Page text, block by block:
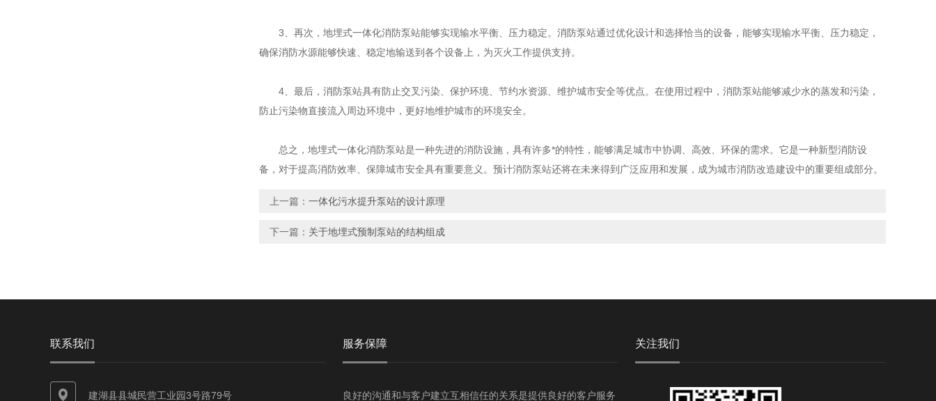
3、再次，地埋式一体化消防泵站能够实现输水平衡、压力稳定。消防泵站通过优化设计和选择恰当的设备，能够实现输水平衡、压力稳定，
确保消防水源能够快速、稳定地输送到各个设备上，为灭火工作提供支持。
4、最后，消防泵站具有防止交叉污染、保护环境、节约水资源、维护城市安全等优点。在使用过程中，消防泵站能够减少水的蒸发和污染，
防止污染物直接流入周边环境中，更好地维护城市的环境安全。
总之，地埋式一体化消防泵站是一种先进的消防设施，具有许多*的特性，能够满足城市中协调、高效、环保的需求。它是一种新型消防设
备，对于提高消防效率、保障城市安全具有重要意义。预计消防泵站还将在未来得到广泛应用和发展，成为城市消防改造建设中的重要组成部分。
上一篇： 一体化污水提升泵站的​设计原理
下一篇： 关于地埋式预制泵站的结构组成
联系我们
建湖县县城民营工业园3号路79号
服务保障
良好的沟通和与客户建立互相信任的关系是提供良好的客户服务
关注我们